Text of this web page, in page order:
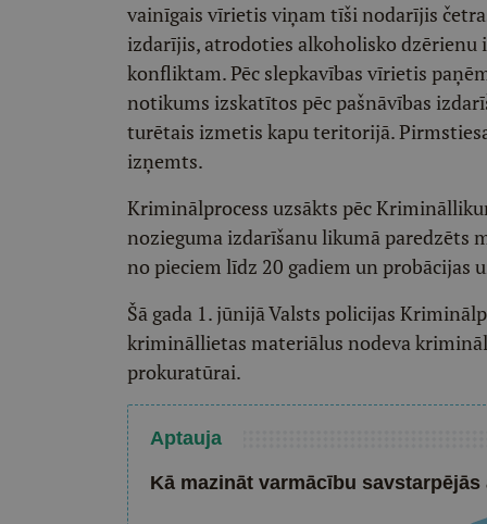
vainīgais vīrietis viņam tīši nodarījis
izdarījis, atrodoties alkoholisko dzērienu
konfliktam. Pēc slepkavības vīrietis
notikums izskatītos pēc pašnāvības
turētais izmetis kapu teritorijā.
izņemts.
Kriminālprocess uzsākts pēc
nozieguma izdarīšanu likumā paredzēts
no pieciem līdz 20 gadiem un probācijas
Šā gada 1. jūnijā Valsts policijas
krimināllietas materiālus nodeva
prokuratūrai.
Aptauja
Kā mazināt varmācību